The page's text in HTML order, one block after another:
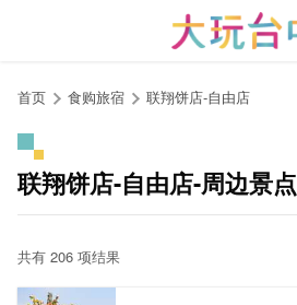
首页 食购旅宿 联翔饼店-自由店
联翔饼店-自由店-周边景点
共有 206 项结果